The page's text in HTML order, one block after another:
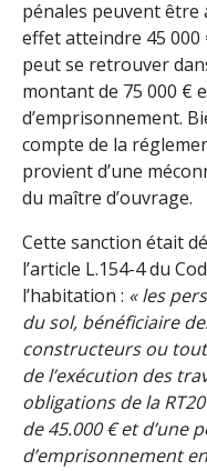
pénales peuvent être
effet atteindre 45 000
peut se retrouver
montant de 75 000 €
d’emprisonnement.
compte de la
provient d’une
du maître d’ouvrage.
Cette sanction était
l’article L.154-4 du
l’habitation : « les
du sol, bénéficiaire
constructeurs ou
de l’exécution des
obligations de la
de 45.000 € et d’une
d’emprisonnement